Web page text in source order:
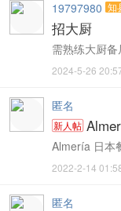
19797980 知
招大厨
需熟练大厨
2024-5-26
匿名
新人帖
Almería 日本
2022-2-14
匿名